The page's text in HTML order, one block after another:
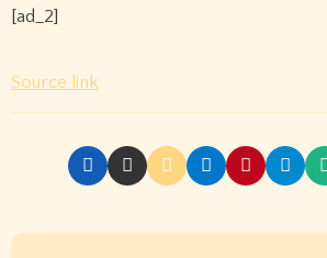
[ad_2]
Source link